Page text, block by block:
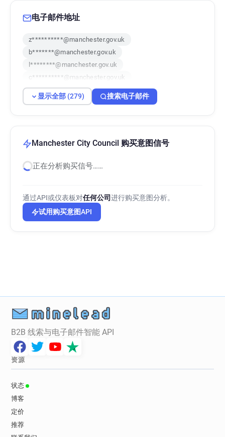
电子邮件地址
z**********@manchester.gov.uk
b*******@manchester.gov.uk
l********@manchester.gov.uk
c**********@manchester.gov.uk
n*****@manchester.gov.uk
h**********@manchester.gov.uk
u*******@manchester.gov.uk
q********@manchester.gov.uk
t******@manchester.gov.uk
c********@manchester.gov.uk
n******@manchester.gov.uk
k*********@manchester.gov.uk
t********@manchester.gov.uk
a******@manchester.gov.uk
显示全部 (279) 搜索电子邮件
Manchester City Council 购买意图信号
正在分析购买信号……
通过API或仪表板对任何公司进行购买意图分析。
试用购买意图API
B2B 线索与电子邮件智能 API
资源
状态
博客
定价
推荐